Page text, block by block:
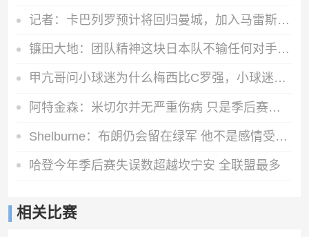
记者：卡巴列罗预计将回归曼城，加入马雷斯卡教练团队
镰田大地：团队精神这块日本队不输任何对手，但个人实力差距明显
甲亢哥问小球迷为什么梅西比C罗强，小球迷：梅西拿过一次世界杯
阿特金森：米切尔并无严重伤病 只是季后赛难免的磕碰与小伤
Shelburne：布朗仍会留在绿军 他不是感情受伤就要申请交易的人
哈登今年季后赛失误数超越坎宁安 全联盟最多
相关比赛